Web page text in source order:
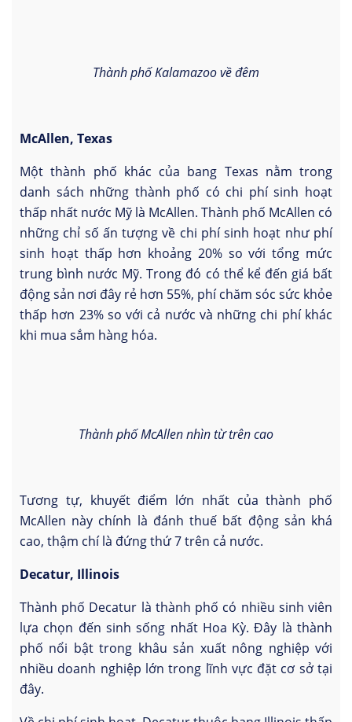
Thành phố Kalamazoo về đêm
McAllen, Texas
Một thành phố khác của bang Texas nằm trong
danh sách những thành phố có chi phí sinh hoạt
thấp nhất nước Mỹ là McAllen. Thành phố McAllen có
những chỉ số ấn tượng về chi phí sinh hoạt như phí
sinh hoạt thấp hơn khoảng 20% so với tổng mức
trung bình nước Mỹ. Trong đó có thể kể đến giá bất
động sản nơi đây rẻ hơn 55%, phí chăm sóc sức khỏe
thấp hơn 23% so với cả nước và những chi phí khác
khi mua sắm hàng hóa.
Thành phố McAllen nhìn từ trên cao
Tương tự, khuyết điểm lớn nhất của thành phố
McAllen này chính là đánh thuế bất động sản khá
cao, thậm chí là đứng thứ 7 trên cả nước.
Decatur, Illinois
Thành phố Decatur là thành phố có nhiều sinh viên
lựa chọn đến sinh sống nhất Hoa Kỳ. Đây là thành
phố nổi bật trong khâu sản xuất nông nghiệp với
nhiều doanh nghiệp lớn trong lĩnh vực đặt cơ sở tại
đây.